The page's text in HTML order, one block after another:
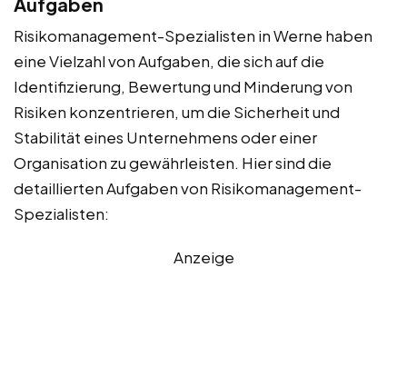
Risikomanagement-Spezialisten in Werne haben
eine Vielzahl von Aufgaben, die sich auf die
Identifizierung, Bewertung und Minderung von
Risiken konzentrieren, um die Sicherheit und
Stabilität eines Unternehmens oder einer
Organisation zu gewährleisten. Hier sind die
detaillierten Aufgaben von Risikomanagement-
Spezialisten:
Anzeige